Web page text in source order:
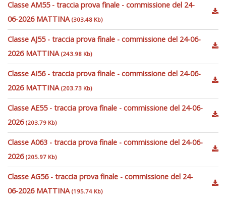
Classe AM55 - traccia prova finale - commissione del 24-
06-2026 MATTINA (303.48 Kb)
Classe AJ55 - traccia prova finale - commissione del 24-06-
2026 MATTINA (243.98 Kb)
Classe AI56 - traccia prova finale - commissione del 24-06-
2026 MATTINA (203.73 Kb)
Classe AE55 - traccia prova finale - commissione del 24-06-
2026 (203.79 Kb)
Classe A063 - traccia prova finale - commissione del 24-06-
2026 (205.97 Kb)
Classe AG56 - traccia prova finale - commissione del 24-
06-2026 MATTINA (195.74 Kb)